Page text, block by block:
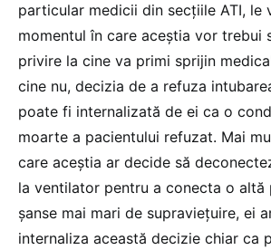
particular medicii din secțiile ATI, le
momentul în care aceștia vor trebui
privire la cine va primi sprijin
cine nu, decizia de a refuza
poate fi internalizată de ei ca o
moarte a pacientului refuzat. Mai
care aceștia ar decide să
la ventilator pentru a conecta o altă
șanse mai mari de supraviețuire, ei
internaliza această decizie chiar ca